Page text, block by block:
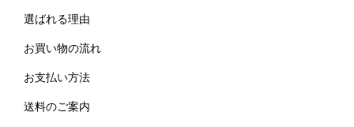
選ばれる理由
お買い物の流れ
お支払い方法
送料のご案内